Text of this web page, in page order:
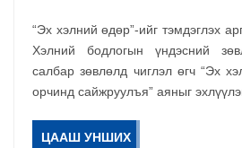
“Эх хэлний өдөр”-ийг тэмдэглэх
Хэлний бодлогын үндэсний
салбар зөвлөлд чиглэл өгч “Эх
орчинд сайжруулъя” аяныг
ЦААШ УНШИХ